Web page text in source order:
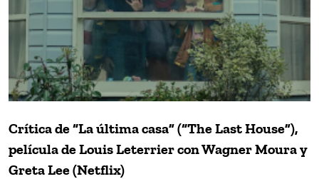
Crítica de “La última casa” (“The Last House”),
película de Louis Leterrier con Wagner Moura y
Greta Lee (Netflix)